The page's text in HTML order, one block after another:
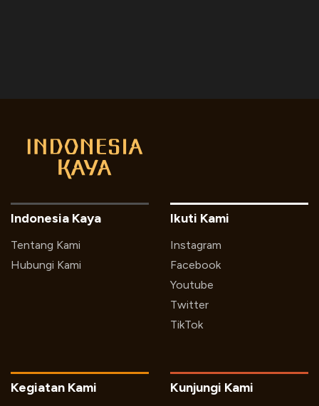
Indonesia Kaya
Tentang Kami
Hubungi Kami
Ikuti Kami
Instagram
Facebook
Youtube
Twitter
TikTok
Kegiatan Kami Kunjungi Kami